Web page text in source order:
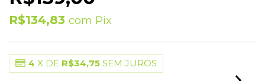
R$134,83 com Pix
4 X DE R$34,75 SEM JUROS